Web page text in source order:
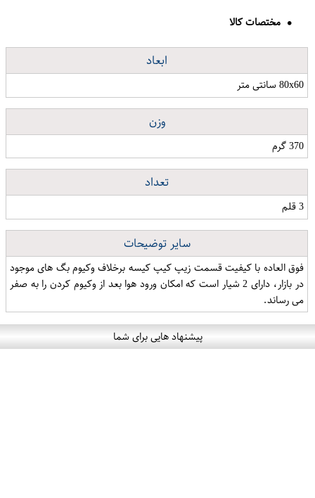
مختصات کالا
ابعاد
80x60 سانتی متر
وزن
370 گرم
تعداد
3 قلم
سایر توضیحات
فوق العاده با کیفیت قسمت زیپ کیپ کیسه برخلاف وکیوم بگ های موجود
در بازار، دارای 2 شیار است که امکان ورود هوا بعد از وکیوم کردن را به صفر
می رساند.
پیشنهاد هایی برای شما